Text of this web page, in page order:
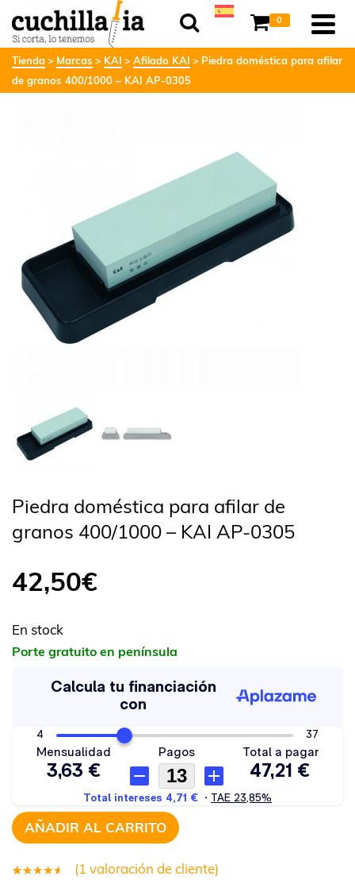
0
Tienda Marcas KAI Afilado KAI
Piedra doméstica para afilar
de granos 400/1000 – KAI AP-0305
Piedra doméstica para afilar de
granos 400/1000 – KAI AP-0305
42,50€
En stock
Porte gratuito en península
AÑADIR AL CARRITO
(1 valoración de cliente)